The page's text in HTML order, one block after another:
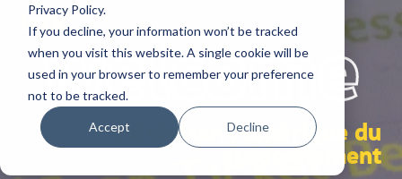
Privacy Policy.
If you decline, your information won’t be tracked
when you visit this website. A single cookie will be
used in your browser to remember your preference
not to be tracked.
Accept Decline
let's
welcome
validation numérique du
stationnement